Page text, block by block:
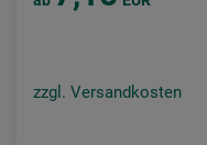
zzgl. Versandkosten